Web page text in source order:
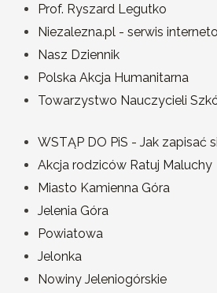
Prof. Ryszard Legutko
Niezalezna.pl - serwis
Nasz Dziennik
Polska Akcja Humanitarna
Towarzystwo Nauczycieli
WSTĄP DO PiS - Jak zapisać
Akcja rodziców Ratuj Maluchy
Miasto Kamienna Góra
Jelenia Góra
Powiatowa
Jelonka
Nowiny Jeleniogórskie